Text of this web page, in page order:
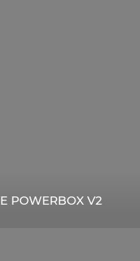
POWERBOX V2